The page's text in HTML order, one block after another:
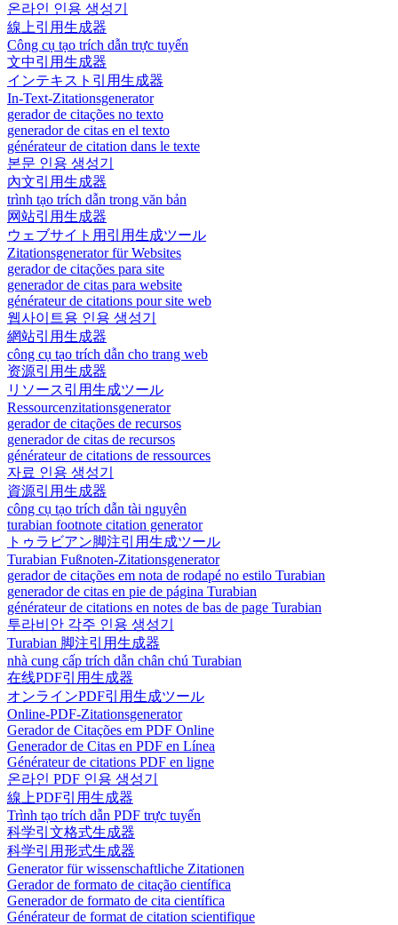
온라인 인용 생성기
線上引用生成器
Công cụ tạo trích dẫn trực tuyến
文中引用生成器
インテキスト引用生成器
In-Text-Zitationsgenerator
gerador de citações no texto
generador de citas en el texto
générateur de citation dans le texte
본문 인용 생성기
內文引用生成器
trình tạo trích dẫn trong văn bản
网站引用生成器
ウェブサイト用引用生成ツール
Zitationsgenerator für Websites
gerador de citações para site
generador de citas para website
générateur de citations pour site web
웹사이트용 인용 생성기
網站引用生成器
công cụ tạo trích dẫn cho trang web
资源引用生成器
リソース引用生成ツール
Ressourcenzitationsgenerator
gerador de citações de recursos
generador de citas de recursos
générateur de citations de ressources
자료 인용 생성기
資源引用生成器
công cụ tạo trích dẫn tài nguyên
turabian footnote citation generator
トゥラビアン脚注引用生成ツール
Turabian Fußnoten-Zitationsgenerator
gerador de citações em nota de rodapé no estilo Turabian
generador de citas en pie de página Turabian
générateur de citations en notes de bas de page Turabian
투라비안 각주 인용 생성기
Turabian 脚注引用生成器
nhà cung cấp trích dẫn chân chú Turabian
在线PDF引用生成器
オンラインPDF引用生成ツール
Online-PDF-Zitationsgenerator
Gerador de Citações em PDF Online
Generador de Citas en PDF en Línea
Générateur de citations PDF en ligne
온라인 PDF 인용 생성기
線上PDF引用生成器
Trình tạo trích dẫn PDF trực tuyến
科学引文格式生成器
科学引用形式生成器
Generator für wissenschaftliche Zitationen
Gerador de formato de citação científica
Generador de formato de cita científica
Générateur de format de citation scientifique